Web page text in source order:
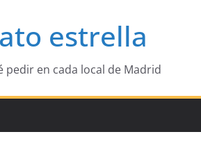
estrella
pedir en cada local de Madrid